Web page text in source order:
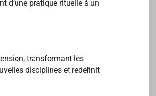
d’une pratique rituelle à un
transformant les
disciplines et redéfinit